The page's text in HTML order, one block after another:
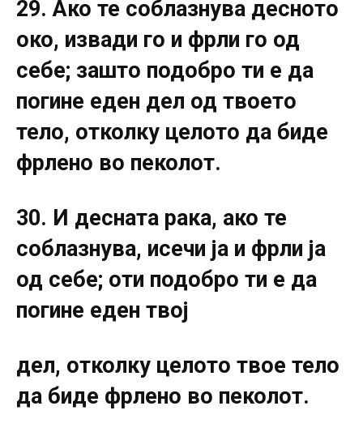
29. Ако те соблазнува десното
око, извади го и фрли го од
себе; зашто подобро ти е да
погине еден дел од твоето
тело, отколку целото да биде
фрлено во пеколот.
30. И десната рака, ако те
соблазнува, исечи ја и фрли ја
од себе; оти подобро ти е да
погине еден твој
дел, отколку целото твое тело
да биде фрлено во пеколот.